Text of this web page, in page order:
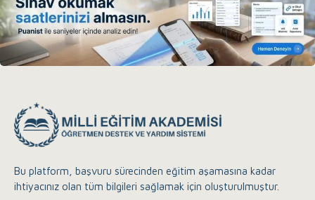
Bu platform, başvuru sürecinden eğitim aşamasına kadar
ihtiyacınız olan tüm bilgileri sağlamak için oluşturulmuştur.